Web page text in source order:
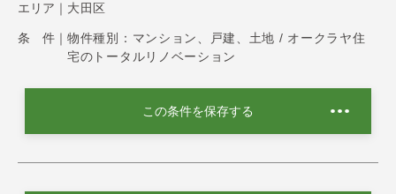
エリア｜ 大田区
条 件｜ 物件種別：マンション、戸建、土地 / オークラヤ住
宅のトータルリノベーション
この条件を保存する